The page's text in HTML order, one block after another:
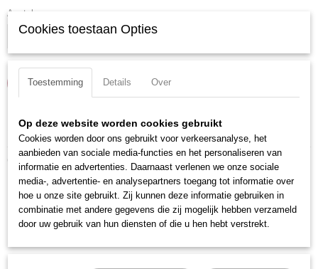
Aantal
IN WINKELWAGEN
Specificaties
Productcode
206504
EAN code
7612206003605
Productcode leverancier
Ook interessant
Cookies toestaan Opties
Toestemming Details Over
Op deze website worden cookies gebruikt
Cookies worden door ons gebruikt voor verkeersanalyse, het
aanbieden van sociale media-functies en het personaliseren van
informatie en advertenties. Daarnaast verlenen we onze sociale
media-, advertentie- en analysepartners toegang tot informatie over
hoe u onze site gebruikt. Zij kunnen deze informatie gebruiken in
combinatie met andere gegevens die zij mogelijk hebben verzameld
door uw gebruik van hun diensten of die u hen hebt verstrekt.